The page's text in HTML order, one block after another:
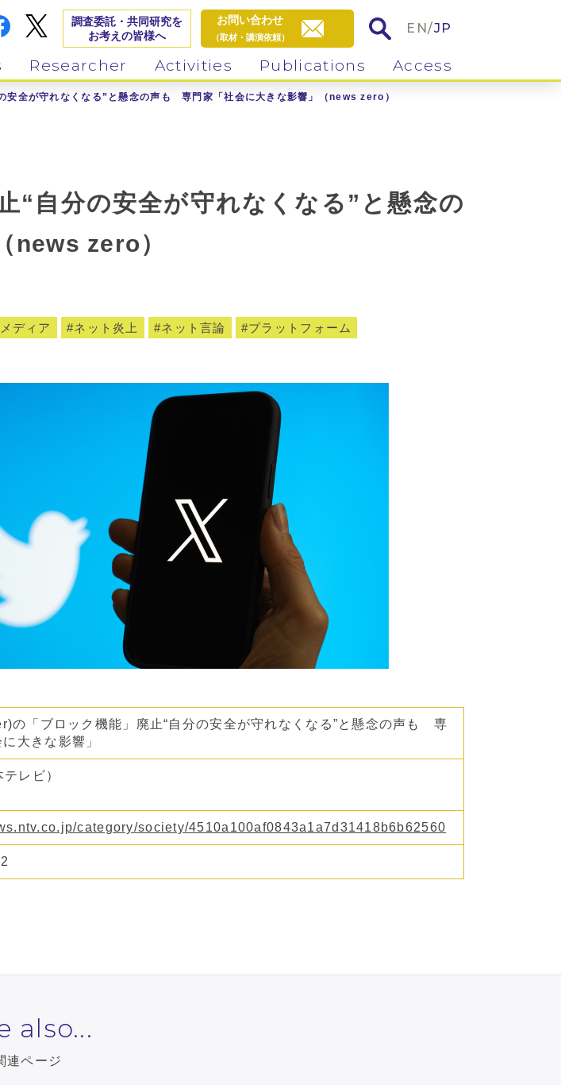
調査委託・共同研究を
お考えの皆様へ
お問い合わせ
（取材・講演依頼）
EN/JP
Researcher Activities Publications Access
全が守れなくなる”と懸念の声も 専門家「社会に大きな影響」（news zero）
“自分の安全が守れなくなる”と懸念の
news zero）
ディア ネット炎上 ネット言論 プラットフォーム
の「ブロック機能」廃止“自分の安全が守れなくなる”と懸念の声も 専
大きな影響」
レビ）
category/society/4510a100af0843a1a7d31418b6b62560
also...
連ページ